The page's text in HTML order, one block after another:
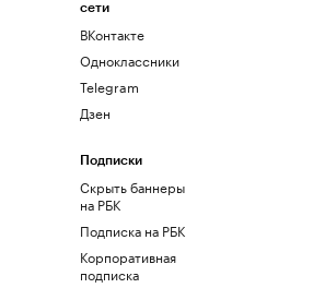
сети
ВКонтакте
Одноклассники
Telegram
Дзен
Подписки
Скрыть баннеры
на РБК
Подписка на РБК
Корпоративная
подписка